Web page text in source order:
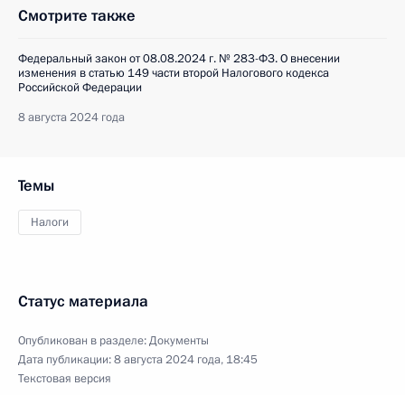
Смотрите также
Федеральный закон от 08.08.2024 г. № 283-ФЗ. О внесении
изменения в статью 149 части второй Налогового кодекса
Российской Федерации
8 августа 2024 года
Темы
Налоги
Статус материала
Опубликован в разделе:Документы
Дата публикации:8 августа 2024 года, 18:45
Текстовая версия